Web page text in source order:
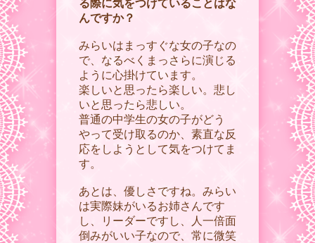
る際に気をつけていることはな
んですか？
みらいはまっすぐな女の子なの
で、なるべくまっさらに演じる
ように心掛けています。
楽しいと思ったら楽しい。悲し
いと思ったら悲しい。
普通の中学生の女の子がどう
やって受け取るのか、素直な反
応をしようとして気をつけてま
す。
あとは、優しさですね。みらい
は実際妹がいるお姉さんです
し、リーダーですし、人一倍面
倒みがいい子なので、常に微笑